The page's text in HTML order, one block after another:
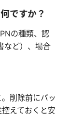
ですか？
の種類、認
など）、場合
削除前にバッ
えておくと安